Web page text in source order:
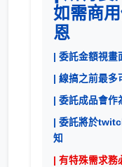
如需商
恩
| 委託金額視
| 線搞之前最
| 委託成品會
| 委託將於
知
| 有特殊需求